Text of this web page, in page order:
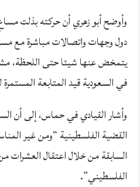
وأوضح أبو زهري أن حركته بذلت
دول وجهات واتصالات مباشرة مع
يتمخض عنها شيئا حتى اللحظة،
في السعودية قيد المتابعة
وأشار القيادي في حماس، إلى أن
القضية الفلسطينية “ومن غير
السابقة من خلال اعتقال العشرات
الفلسطيني”.